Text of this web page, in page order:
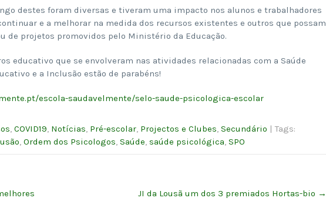
destes foram diversas e tiveram uma impacto nos alunos e trabalhadores
e a melhorar na medida dos recursos existentes e outros que possam
de projetos promovidos pelo Ministério da Educação.
educativo que se envolveram nas atividades relacionadas com a Saúde
e a Inclusão estão de parabéns!
escola-saudavelmente/selo-saude-psicologica-escolar
, COVID19, Notícias, Pré-escolar, Projectos e Clubes, Secundário | Tags:
, Ordem dos Psicologos, Saúde, saúde psicológica, SPO
JI da Lousã um dos 3 premiados Hortas-bio →